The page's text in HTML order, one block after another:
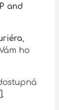
and
,
ho
.